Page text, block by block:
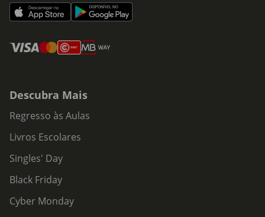
Descubra Mais
Regresso às Aulas
Livros Escolares
Singles' Day
Black Friday
Cyber Monday